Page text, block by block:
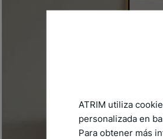
ATRIM utiliza
personalizada en
Para obtener más